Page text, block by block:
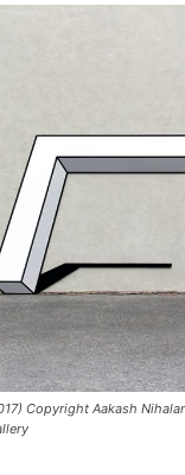
Copyright Aakash